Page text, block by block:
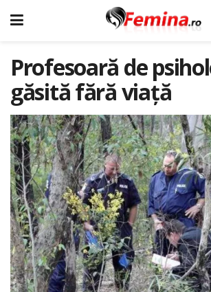
Profesoară de
găsită fără viață